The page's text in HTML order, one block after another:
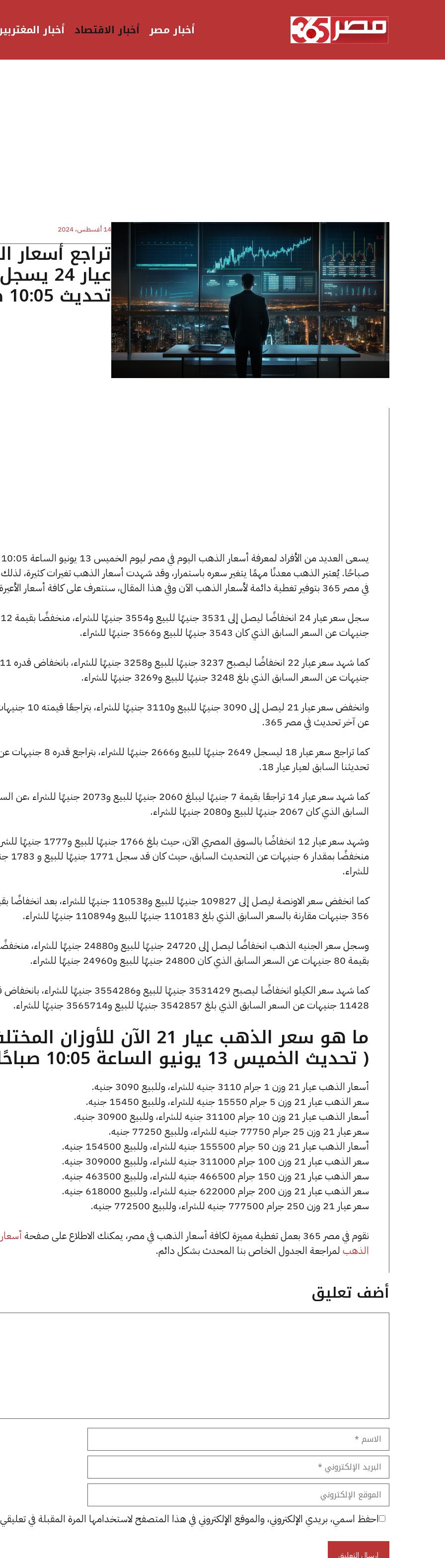
أخبار مصر أخبار الاقتصاد أخبار
14 أغسطس، 2024
تراجع
تحديث 10:05 صباحا
يسعى العديد من الأفراد لمعرفة أسعار الذهب اليوم في مصر ليوم الخميس 13 يونيو الساعة 10:05
صباحًا. يُعتبر الذهب معدنًا مهمًا يتغير سعره باستمرار، وقد شهدت أسعار الذهب تغيرات كثيرة،
في مصر 365 بتوفير تغطية دائمة لأسعار الذهب الآن وفي هذا المقال، سنتعرف على كافة أسعار الأعيرة.
سجل سعر عيار 24 انخفاضًا ليصل إلى 3531 جنيهًا للبيع و3554 جنيهًا للشراء، منخفضًا بقيمة 12
جنيهات عن السعر السابق الذي كان 3543 جنيهًا للبيع و3566 جنيهًا للشراء.
كما شهد سعر عيار 22 انخفاضًا ليصبح 3237 جنيهًا للبيع و3258 جنيهًا للشراء، بانخفاض قدره 11
جنيهات عن السعر السابق الذي بلغ 3248 جنيهًا للبيع و3269 جنيهًا للشراء.
وانخفض سعر عيار 21 ليصل إلى 3090 جنيهًا للبيع و3110 جنيهًا للشراء،
عن آخر تحديث في مصر 365.
كما تراجع سعر عيار 18 ليسجل 2649 جنيهًا للبيع و2666 جنيهًا للشراء، بتراجع قدره 8
تحديثنا السابق لعيار عيار 18.
كما شهد سعر عيار 14 تراجعًا بقيمة 7 جنيهًا ليبلغ 2060 جنيهًا للبيع و2073 جنيهًا
السابق الذي كان 2067 جنيهًا للبيع و2080 جنيهًا للشراء.
وشهد سعر عيار 12 انخفاضًا بالسوق المصري الآن، حيث بلغ 1766 جنيهًا للبيع
منخفضًا بمقدار 6 جنيهات
للشراء.
كما انخفض سعر الاونصة ليصل إلى 109827 جنيهًا للبيع و110538 جنيهًا للشراء، بعد
356 جنيهات مقارنة بالسعر السابق الذي بلغ 110183 جنيهًا للبيع و110894 جنيهًا للشراء.
وسجل سعر الجنيه الذهب انخفاضًا ليصل إلى 24720 جنيهًا للبيع و24880 جنيهًا للشراء،
بقيمة 80 جنيهات عن السعر السابق الذي كان 24800 جنيهًا للبيع و24960 جنيهًا للشراء.
كما شهد سعر الكيلو انخفاضًا ليصبح 3531429 جنيهًا للبيع و3554286 جنيهًا
11428 جنيهات عن السعر السابق الذي بلغ 3542857 جنيهًا للبيع و3565714 جنيهًا للشراء.
ما هو سعر الذهب عيار 21 الآن للأوزان
( تحديث الخميس 13 يونيو الساعة 10:05 صباحًا )
أسعار الذهب عيار 21 وزن 1 جرام 3110 جنيه للشراء، وللبيع 3090 جنيه.
سعر الذهب عيار 21 وزن 5 جرام 15550 جنيه للشراء، وللبيع 15450 جنيه.
أسعار الذهب عيار 21 وزن 10 جرام 31100 جنيه للشراء، وللبيع 30900 جنيه.
سعر عيار 21 وزن 25 جرام 77750 جنيه للشراء، وللبيع 77250 جنيه.
أسعار الذهب عيار 21 وزن 50 جرام 155500 جنيه للشراء، وللبيع 154500 جنيه.
سعر الذهب عيار 21 وزن 100 جرام 311000 جنيه للشراء، وللبيع 309000 جنيه.
سعر الذهب عيار 21 وزن 150 جرام 466500 جنيه للشراء، وللبيع 463500 جنيه.
سعر الذهب عيار 21 وزن 200 جرام 622000 جنيه للشراء، وللبيع 618000 جنيه.
سعر عيار 21 وزن 250 جرام 777500 جنيه للشراء، وللبيع 772500 جنيه.
نقوم في مصر 365 بعمل تغطية مميزة لكافة أسعار الذهب في مصر، يمكنك الاطلاع على صفحة
أسعار
الذهب لمراجعة الجدول الخاص بنا المحدث بشكل دائم.
أضف تعليق
الاسم
البريد
الإلكتروني
الموقع
الإلكتروني
احفظ اسمي، بريدي الإلكتروني، والموقع الإلكتروني في هذا المتصفح لاستخدامها المرة المقبلة في